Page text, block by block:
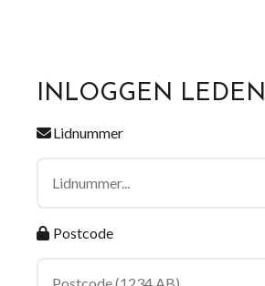
INLOGGEN LEDEN
Lidnummer
Postcode